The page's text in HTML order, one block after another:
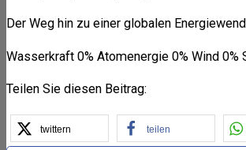
Der Weg hin zu einer globalen
Wasserkraft 0% Atomenergie 0% Wind 0%
Teilen Sie diesen Beitrag:
twittern teilen